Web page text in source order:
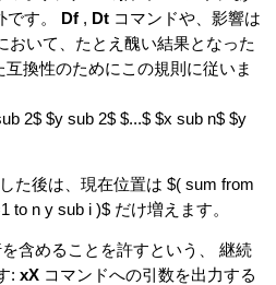
です。 Df , Dt コマンドや、影響は
おいて、たとえ醜い結果となった
換性のためにこの規則に従いま
2$ $y sub 2$ $...$ $x sub n$ $y
た後は、現在位置は $( sum from
to n y sub i )$ だけ増えます。
含めることを許すという、 継続
: xX コマンドへの引数を出力する